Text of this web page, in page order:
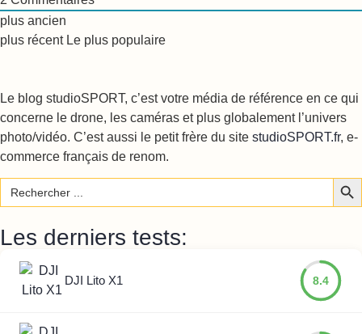
plus ancien
plus récent Le plus populaire
Le blog studioSPORT, c’est votre média de référence en ce qui
concerne le drone, les caméras et plus globalement l’univers
photo/vidéo. C’est aussi le petit frère du site studioSPORT.fr, e-
commerce français de renom.
Search
for:
Les derniers tests:
DJI Lito X1 8.4